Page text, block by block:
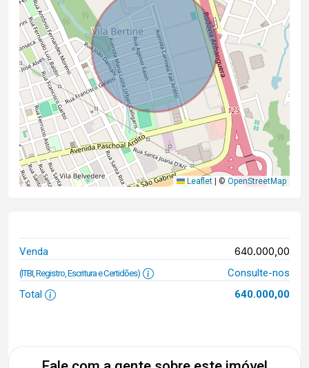
Leaflet © OpenStreetMap
Venda 640.000,00
(ITBI, Registro, Escritura e Certidões)
Consulte-nos
Total
640.000,00